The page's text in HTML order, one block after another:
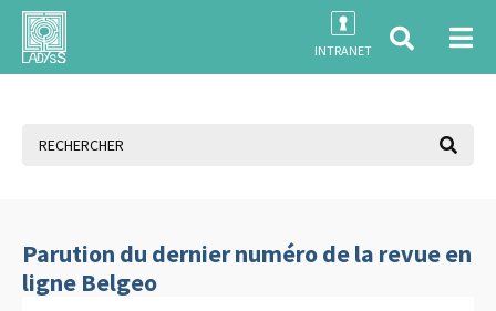
INTRANET
Parution du dernier numéro de la revue en
ligne Belgeo